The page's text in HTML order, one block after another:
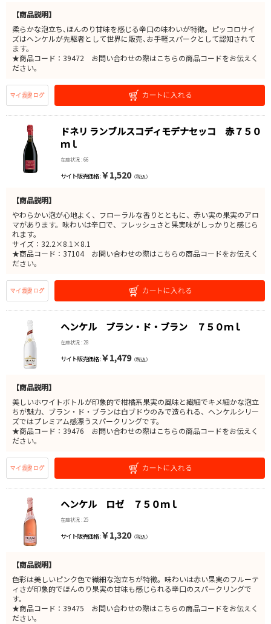
【商品説明】
柔らかな泡立ち､ほんのり甘味を感じる辛口の味わいが特徴。ピッコロサイ
ズはヘンケルが先駆者として世界に販売､お手軽スパークとして認知されて
ます。
★商品コード：39472 お問い合わせの際はこちらの商品コードをお伝えく
ださい。
ドネリ ランブルスコディモデナセッコ 赤７５０
ｍｌ
在庫状況 : 66
サイト販売価格 : ￥1,520（税込）
【商品説明】
やわらかい泡が心地よく、フローラルな香りとともに、赤い実の果実のアロ
マがあります。味わいは辛口で、フレッシュさと果実味がしっかりと感じら
れます。
サイズ：32.2×8.1×8.1
★商品コード：37104 お問い合わせの際はこちらの商品コードをお伝えく
ださい。
ヘンケル ブラン・ド・ブラン ７５０ｍｌ
在庫状況 : 28
サイト販売価格 : ￥1,479（税込）
【商品説明】
美しいホワイトボトルが印象的で柑橘系果実の風味と繊細でキメ細かな泡立
ちが魅力、ブラン・ド・ブランは白ブドウのみで造られる、ヘンケルシリー
ズではプレミアム感漂うスパークリングです。
★商品コード：39476 お問い合わせの際はこちらの商品コードをお伝えく
ださい。
ヘンケル ロゼ ７５０ｍｌ
在庫状況 : 25
サイト販売価格 : ￥1,320（税込）
【商品説明】
色彩は美しいピンク色で繊細な泡立ちが特徴。味わいは赤い果実のフルーテ
ィさが印象的でほんのり果実の甘味も感じられる辛口のスパークリングで
す。
★商品コード：39475 お問い合わせの際はこちらの商品コードをお伝えく
ださい。